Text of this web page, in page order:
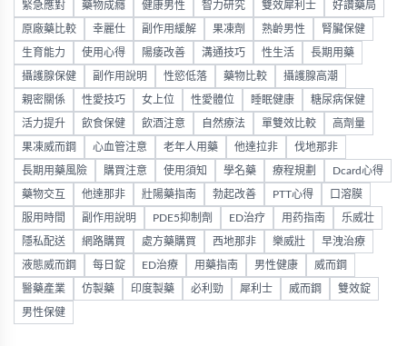
緊急應對 藥物成癮 健康男性 智力研究 雙效犀利士 好讚藥局
原廠藥比較 幸麗仕 副作用緩解 果凍劑 熟齡男性 腎臟保健
生育能力 使用心得 陽痿改善 溝通技巧 性生活 長期用藥
攝護腺保健 副作用說明 性慾低落 藥物比較 攝護腺高潮
親密關係 性愛技巧 女上位 性愛體位 睡眠健康 糖尿病保健
活力提升 飲食保健 飲酒注意 自然療法 單雙效比較 高劑量
果凍威而鋼 心血管注意 老年人用藥 他達拉非 伐地那非
長期用藥風險 購買注意 使用須知 學名藥 療程規劃 Dcard心得
藥物交互 他達那非 壯陽藥指南 勃起改善 PTT心得 口溶膜
服用時間 副作用說明 PDE5抑制劑 ED治疗 用药指南 乐威壮
隱私配送 網路購買 處方藥購買 西地那非 樂威壯 早洩治療
液態威而鋼 每日錠 ED治療 用藥指南 男性健康 威而鋼
醫藥產業 仿製藥 印度製藥 必利勁 犀利士 威而鋼 雙效錠
男性保健